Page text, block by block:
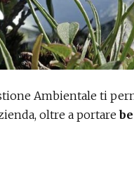
Ambientale ti
oltre a portare